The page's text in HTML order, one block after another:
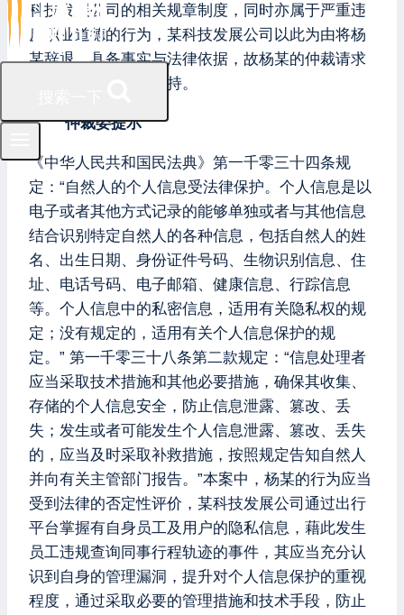
科技发展公司的相关规章制度，同时亦属于严重违
反职业道德的行为，某科技发展公司以此为由将杨
某辞退，具备事实与法律依据，故杨某的仲裁请求
无法得到仲裁委的支持。
仲裁委提示
《中华人民共和国民法典》第一千零三十四条规
定：“自然人的个人信息受法律保护。个人信息是以
电子或者其他方式记录的能够单独或者与其他信息
结合识别特定自然人的各种信息，包括自然人的姓
名、出生日期、身份证件号码、生物识别信息、住
址、电话号码、电子邮箱、健康信息、行踪信息
等。个人信息中的私密信息，适用有关隐私权的规
定；没有规定的，适用有关个人信息保护的规
定。” 第一千零三十八条第二款规定：“信息处理者
应当采取技术措施和其他必要措施，确保其收集、
存储的个人信息安全，防止信息泄露、篡改、丢
失；发生或者可能发生个人信息泄露、篡改、丢失
的，应当及时采取补救措施，按照规定告知自然人
并向有关主管部门报告。”本案中，杨某的行为应当
受到法律的否定性评价，某科技发展公司通过出行
平台掌握有自身员工及用户的隐私信息，藉此发生
员工违规查询同事行程轨迹的事件，其应当充分认
识到自身的管理漏洞，提升对个人信息保护的重视
程度，通过采取必要的管理措施和技术手段，防止